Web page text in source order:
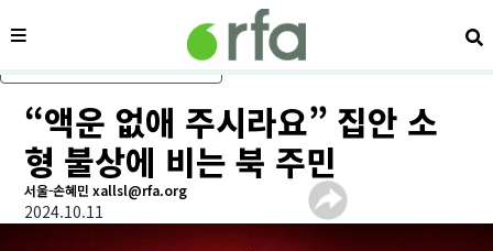
메인 콘텐츠로 건너뛰기
메뉴 검
“액운 없애 주시라요” 집안 소
형 불상에 비는 북 주민
서울-손혜민 xallsl@rfa.org
2024.10.11